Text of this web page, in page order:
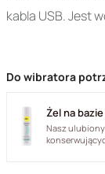
kabla USB. Jest
Do wibratora
Żel na
Nasz